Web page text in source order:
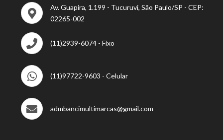
Av. Guapira, 1.199 - Tucuruvi, São Paulo/SP - CEP:
02265-002
(11)2939-6074 - Fixo
(11)97722-9603 - Celular
admbancimultimarcas@gmail.com